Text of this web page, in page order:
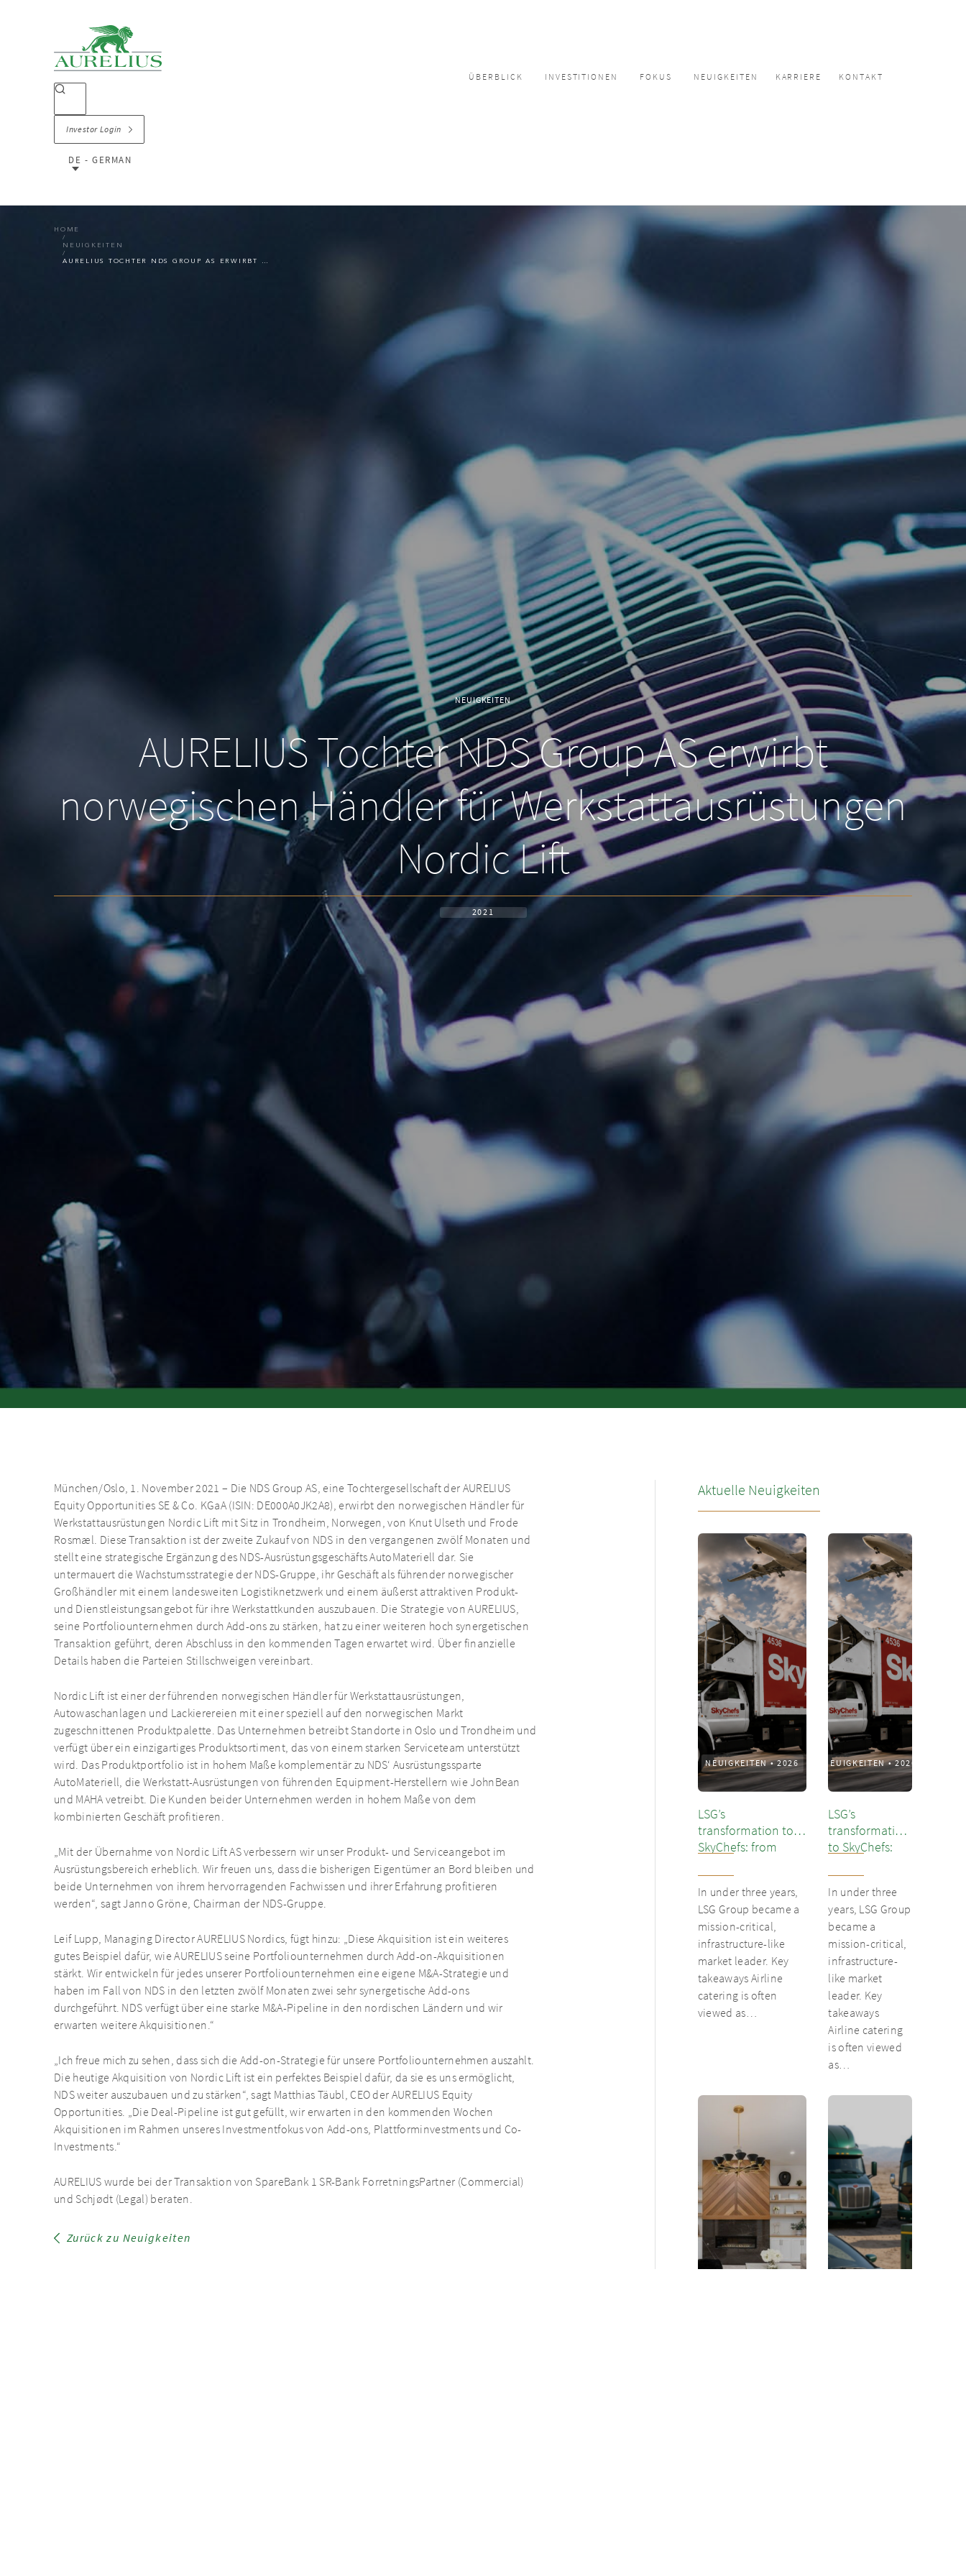
ÜBERBLICK INVESTITIONEN FOKUS NEUIGKEITEN KARRIERE KONTAKT
Investor Login
DE - GERMAN
HOME
NEUIGKEITEN
AURELIUS TOCHTER NDS GROUP AS ERWIRBT NORWEGISCHEN HÄNDLER FÜR WERKSTATTAUSRÜSTUNGEN NORDIC LIFT
NEUIGKEITEN
AURELIUS Tochter NDS Group AS erwirbt
norwegischen Händler für Werkstattausrüstungen
Nordic Lift
2021
München/Oslo, 1. November 2021 – Die NDS Group AS, eine Tochtergesellschaft der AURELIUS
Equity Opportunities SE & Co. KGaA (ISIN: DE000A0JK2A8), erwirbt den norwegischen Händler für
Werkstattausrüstungen Nordic Lift mit Sitz in Trondheim, Norwegen, von Knut Ulseth und Frode
Rosmæl. Diese Transaktion ist der zweite Zukauf von NDS in den vergangenen zwölf Monaten und
stellt eine strategische Ergänzung des NDS-Ausrüstungsgeschäfts AutoMateriell dar. Sie
untermauert die Wachstumsstrategie der NDS-Gruppe, ihr Geschäft als führender norwegischer
Großhändler mit einem landesweiten Logistiknetzwerk und einem äußerst attraktiven Produkt-
und Dienstleistungsangebot für ihre Werkstattkunden auszubauen. Die Strategie von AURELIUS,
seine Portfoliounternehmen durch Add-ons zu stärken, hat zu einer weiteren hoch synergetischen
Transaktion geführt, deren Abschluss in den kommenden Tagen erwartet wird. Über finanzielle
Details haben die Parteien Stillschweigen vereinbart.
Nordic Lift ist einer der führenden norwegischen Händler für Werkstattausrüstungen,
Autowaschanlagen und Lackierereien mit einer speziell auf den norwegischen Markt
zugeschnittenen Produktpalette. Das Unternehmen betreibt Standorte in Oslo und Trondheim und
verfügt über ein einzigartiges Produktsortiment, das von einem starken Serviceteam unterstützt
wird. Das Produktportfolio ist in hohem Maße komplementär zu NDS‘ Ausrüstungssparte
AutoMateriell, die Werkstatt-Ausrüstungen von führenden Equipment-Herstellern wie JohnBean
und MAHA vetreibt. Die Kunden beider Unternehmen werden in hohem Maße von dem
kombinierten Geschäft profitieren.
„Mit der Übernahme von Nordic Lift AS verbessern wir unser Produkt- und Serviceangebot im
Ausrüstungsbereich erheblich. Wir freuen uns, dass die bisherigen Eigentümer an Bord bleiben und
beide Unternehmen von ihrem hervorragenden Fachwissen und ihrer Erfahrung profitieren
werden“, sagt Janno Gröne, Chairman der NDS-Gruppe.
Leif Lupp, Managing Director AURELIUS Nordics, fügt hinzu: „Diese Akquisition ist ein weiteres
gutes Beispiel dafür, wie AURELIUS seine Portfoliounternehmen durch Add-on-Akquisitionen
stärkt. Wir entwickeln für jedes unserer Portfoliounternehmen eine eigene M&A-Strategie und
haben im Fall von NDS in den letzten zwölf Monaten zwei sehr synergetische Add-ons
durchgeführt. NDS verfügt über eine starke M&A-Pipeline in den nordischen Ländern und wir
erwarten weitere Akquisitionen.“
„Ich freue mich zu sehen, dass sich die Add-on-Strategie für unsere Portfoliounternehmen auszahlt.
Die heutige Akquisition von Nordic Lift ist ein perfektes Beispiel dafür, da sie es uns ermöglicht,
NDS weiter auszubauen und zu stärken“, sagt Matthias Täubl, CEO der AURELIUS Equity
Opportunities. „Die Deal-Pipeline ist gut gefüllt, wir erwarten in den kommenden Wochen
Akquisitionen im Rahmen unseres Investmentfokus von Add-ons, Plattforminvestments und Co-
Investments.“
AURELIUS wurde bei der Transaktion von SpareBank 1 SR-Bank ForretningsPartner (Commercial)
und Schjødt (Legal) beraten.
Zurück zu Neuigkeiten
Aktuelle Neuigkeiten
NEUIGKEITEN•2026
LSG’s
transformation to
SkyChefs: from
unit into culinary
champion
In under three years,
LSG Group became a
mission-critical,
infrastructure-like
market leader. Key
takeaways Airline
catering is often
viewed as…
NEUIGKEITEN•2026
LSG’s
transformation
to SkyChefs:
underloved
catering unit
into culinary
champion
In under three
years, LSG Group
became a
mission-critical,
infrastructure-
like market
leader. Key
takeaways
Airline catering
is often viewed
as…